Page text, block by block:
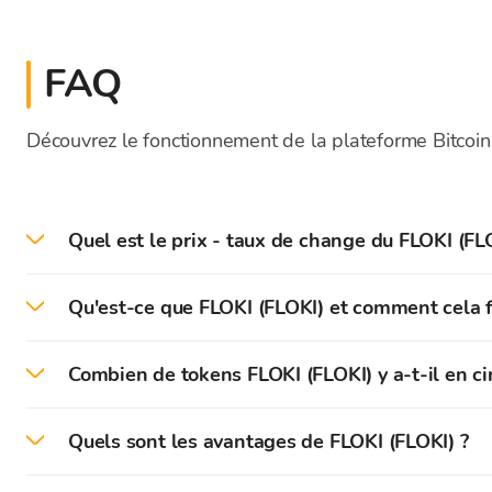
FAQ
Découvrez le fonctionnement de la plateforme
Quel est le prix - taux de change du FLOKI
Qu'est-ce que FLOKI (FLOKI) et comment
également le mème token le plus célèbre.
FLOKI (FLOKI) a été nommé d'après le chien
Combien de tokens FLOKI (FLOKI) y a-t-il en
Quels sont les avantages de FLOKI (FLOKI) ?